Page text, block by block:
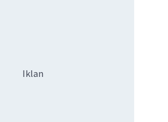
Iklan